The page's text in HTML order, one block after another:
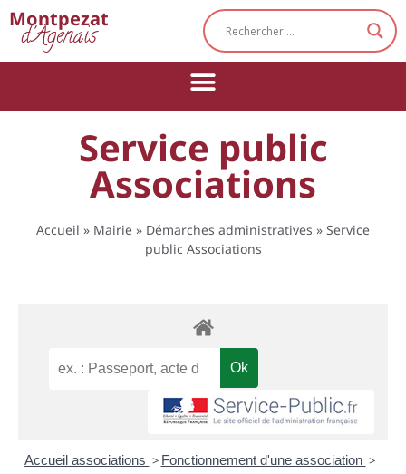
Montpezat
d'Agenais
Service public
Associations
Accueil » Mairie » Démarches administratives » Service
public Associations
Accueil associations > Fonctionnement d'une association >
Cookies management panel